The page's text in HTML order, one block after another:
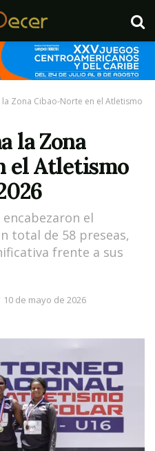
Zona Cibao-Norte en el Atletismo
la Zona
el Atletismo
el
total de 58 preseas,
frente a sus
10 de mayo de 2026